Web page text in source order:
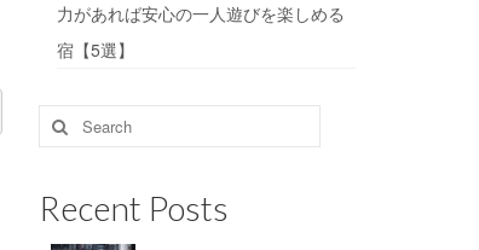
力があれば安心の一人遊びを楽しめる
宿【5選】
Search
for:
Recent Posts